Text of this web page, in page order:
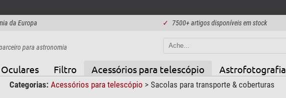
da Europa ✓ 7500+ artigos disponíveis em stock
para astronomia
Oculares Filtro Acessórios para telescópio Astrofotografia
Categorias: Acessórios para telescópio > Sacolas para transporte & coberturas